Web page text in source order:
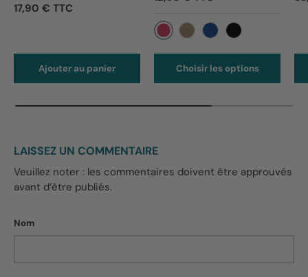
17,90 € TTC
Ajouter au panier
Fuschia
Choisir les options
LAISSEZ UN COMMENTAIRE
Veuillez noter : les commentaires doivent être approuvés
avant d’être publiés.
Nom